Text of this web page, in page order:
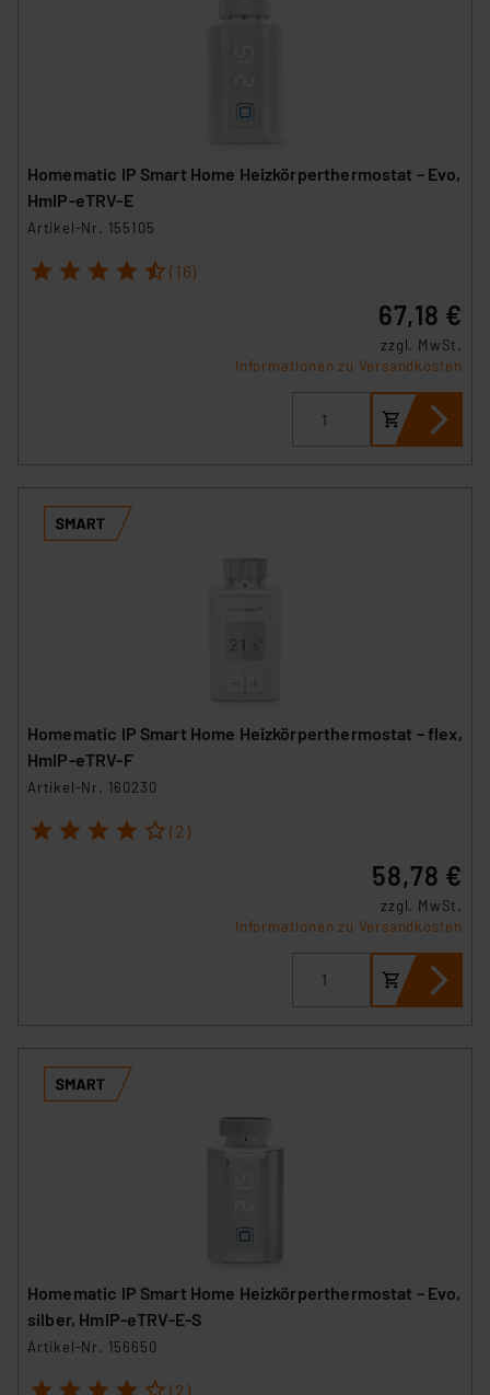
Homematic IP Smart Home Heizkörperthermostat – Evo,
HmIP-eTRV-E
Artikel-Nr. 155105
1 2 3 4 5 (16)
67,18 €
zzgl. MwSt.
Informationen zu Versandkosten
Homematic IP Smart Home Heizkörperthermostat – flex,
HmIP-eTRV-F
Artikel-Nr. 160230
1 2 3 4 5 (2)
58,78 €
zzgl. MwSt.
Informationen zu Versandkosten
Homematic IP Smart Home Heizkörperthermostat – Evo,
silber, HmIP-eTRV-E-S
Artikel-Nr. 156650
1 2 3 4 5 (2)